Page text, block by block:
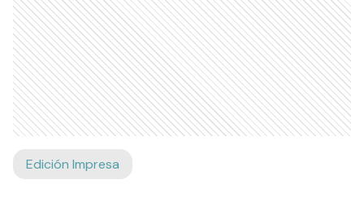
Edición Impresa